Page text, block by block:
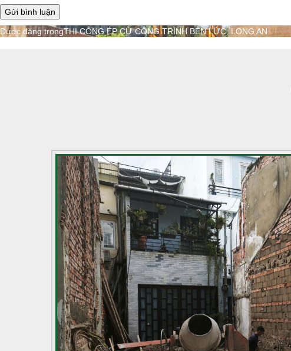
Điều
Được đăng trongTHI CÔNG ÉP CỪ CÔNG TRÌNH BẾN LỨC, LONG AN